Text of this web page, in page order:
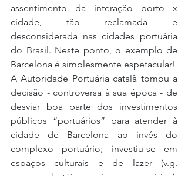
assentimento da interação porto x
cidade, tão reclamada e
desconsiderada nas cidades portuária
do Brasil. Neste ponto, o exemplo de
Barcelona é simplesmente espetacular!
A Autoridade Portuária catalã tomou a
decisão - controversa à sua época - de
desviar boa parte dos investimentos
públicos “portuários” para atender à
cidade de Barcelona ao invés do
complexo portuário; investiu-se em
espaços culturais e de lazer (v.g.